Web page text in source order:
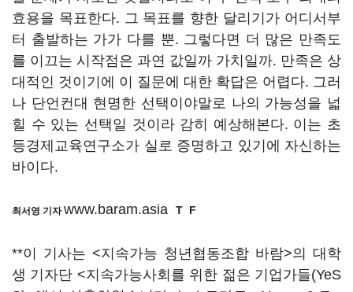
효용을 목표한다. 그 목표를 향한 달리기가 어디서부
터 출발하는 가가 다를 뿐. 그렇다면 더 많은 만족도
를 이끄는 시작점은 과연 값일까 가치일까. 만족은 상
대적인 것이기에 이 질문에 대한 확답은 어렵다. 그러
나 단언컨대 현명한 선택이야말로 나의 가능성을 넓
힐 수 있는 선택일 것이라 감히 예상해본다. 이는 초
등경제교육연구소가 실로 증명하고 있기에 자신하는
바이다.
최서영 기자www.baram.asia T F
**이 기사는 <지속가능 청년협동조합 바람>의 대학
생 기자단 <지속가능사회를 위한 젊은 기업가들(YeS